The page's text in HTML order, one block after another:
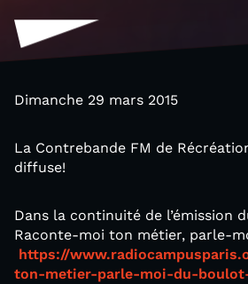
Dimanche 29 mars 2015
La Contrebande FM de
diffuse!
Dans la continuité de l’émission
Raconte-moi ton métier, parle-
https://
ton-metier-parle-moi-du-boulot-